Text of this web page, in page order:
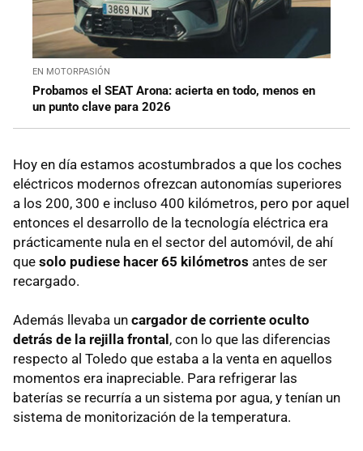
EN MOTORPASIÓN
Probamos el SEAT Arona: acierta en todo, menos en
un punto clave para 2026
Hoy en día estamos acostumbrados a que los coches
eléctricos modernos ofrezcan autonomías superiores
a los 200, 300 e incluso 400 kilómetros, pero por aquel
entonces el desarrollo de la tecnología eléctrica era
prácticamente nula en el sector del automóvil, de ahí
que solo pudiese hacer 65 kilómetros antes de ser
recargado.
Además llevaba un cargador de corriente oculto
detrás de la rejilla frontal , con lo que las diferencias
respecto al Toledo que estaba a la venta en aquellos
momentos era inapreciable. Para refrigerar las
baterías se recurría a un sistema por agua, y tenían un
sistema de monitorización de la temperatura.